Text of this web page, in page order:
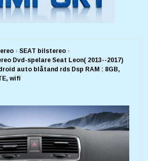
› SEAT bilstereo ›
Dvd-spelare Seat Leon( 2013--2017)
auto blåtand rds Dsp RAM : 8GB,
wifi